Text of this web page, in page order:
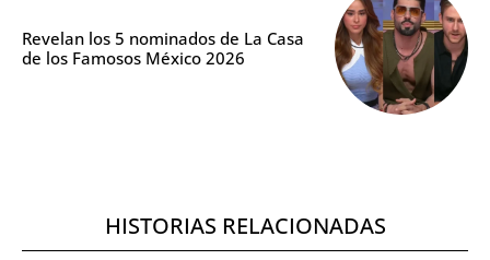
Revelan los 5 nominados de La Casa
de los Famosos México 2026
HISTORIAS RELACIONADAS